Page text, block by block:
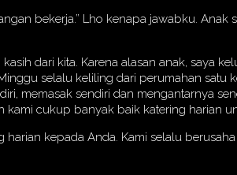
bekerja.” Lho kenapa jawabku.
dari kita. Karena alasan anak, saya
selalu keliling dari perumahan
memasak sendiri dan mengantarnya
cukup banyak baik katering harian
kepada Anda. Kami selalu